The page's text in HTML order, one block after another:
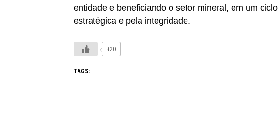
entidade e beneficiando o setor mineral, em um
estratégica e pela integridade.
+20
TAGS: